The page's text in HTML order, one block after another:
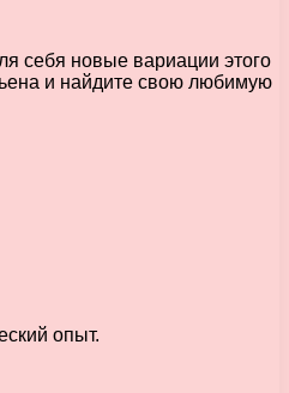
себя новые вариации этого
и найдите свою любимую
опыт.